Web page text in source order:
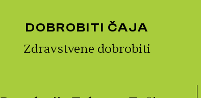
DOBROBITI ČAJA
Zdravstvene dobrobiti